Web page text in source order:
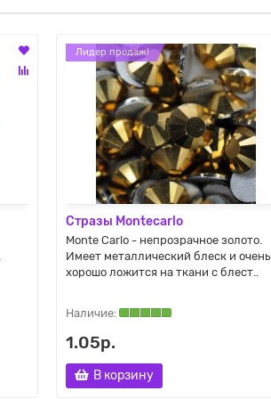
Лидер продаж!
Стразы Montecarlo
Monte Carlo - непрозрачное золото.
Имеет металлический блеск и очень
хорошо ложится на ткани с блест..
1.05р.
В корзину